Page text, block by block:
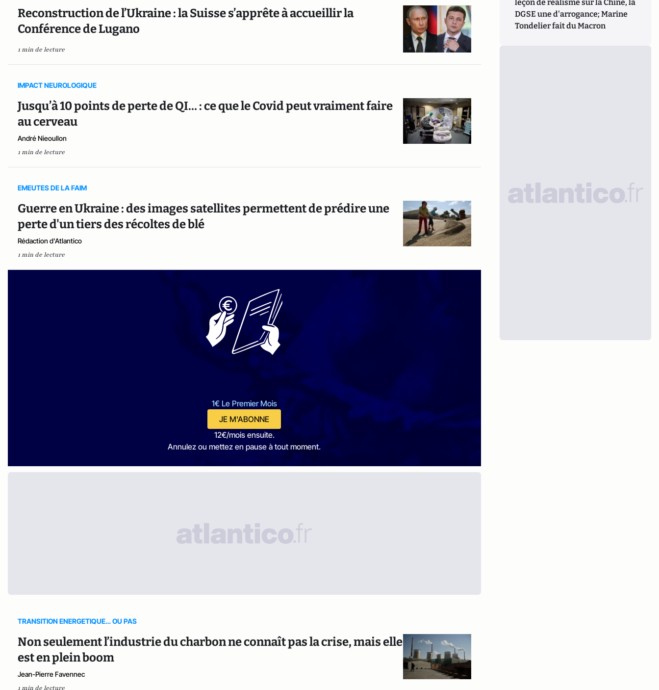
Reconstruction de l’Ukraine : la Suisse s’apprête à accueillir la
Conférence de Lugano
1 min de lecture
IMPACT NEUROLOGIQUE
Jusqu’à 10 points de perte de QI… : ce que le Covid peut vraiment faire
au cerveau
André Nieoullon
1 min de lecture
EMEUTES DE LA FAIM
Guerre en Ukraine : des images satellites permettent de prédire une
perte d'un tiers des récoltes de blé
Rédaction d'Atlantico
1 min de lecture
1€ Le Premier Mois
JE M'ABONNE
12€/mois ensuite.
Annulez ou mettez en pause à tout moment.
TRANSITION ENERGETIQUE… OU PAS
Non seulement l’industrie du charbon ne connaît pas la crise, mais elle
est en plein boom
Jean-Pierre Favennec
1 min de lecture
leçon de réalisme sur la Chine, la
DGSE une d'arrogance; Marine
Tondelier fait du Macron